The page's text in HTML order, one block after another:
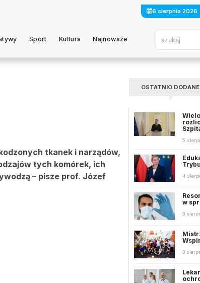
6 sierpnia 2026
Sport Kultura Najnowsze
tkanek i narządów,
tych komórek, ich
– pisze prof. Józef
OSTATNIO DODANE
5
4
w
3
3